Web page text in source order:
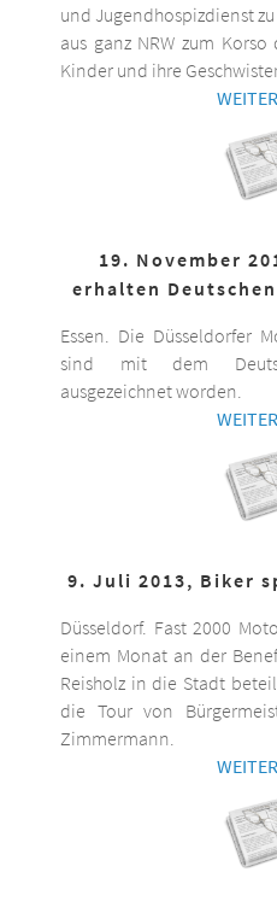
und Jugendhospizdienst
aus ganz NRW zum
Kinder und ihre
19. November
erhalten
Essen. Die Düsseldorfer
sind mit dem
ausgezeichnet worden.
9. Juli 2013, Biker
Düsseldorf. Fast 2000
einem Monat an der
Reisholz in die Stadt
die Tour von
Zimmermann.